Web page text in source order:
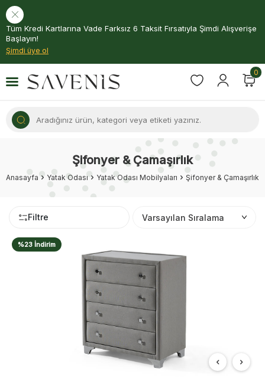
Tüm Kredi Kartlarına Vade Farksız 6 Taksit Fırsatıyla Şimdi Alışverişe
Başlayın!
Şimdi üye ol
0
Şifonyer & Çamaşırlık
Anasayfa Yatak Odası Yatak Odası Mobilyaları Şifonyer & Çamaşırlık
Filtre
%23 İndirim